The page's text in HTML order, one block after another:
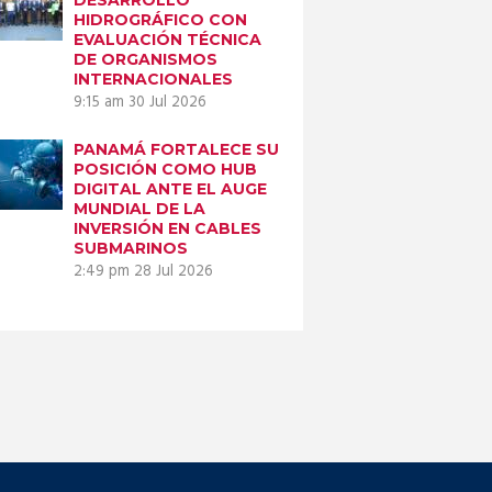
HIDROGRÁFICO CON
EVALUACIÓN TÉCNICA
DE ORGANISMOS
INTERNACIONALES
9:15 am 30 Jul 2026
PANAMÁ FORTALECE SU
POSICIÓN COMO HUB
DIGITAL ANTE EL AUGE
MUNDIAL DE LA
INVERSIÓN EN CABLES
SUBMARINOS
2:49 pm 28 Jul 2026